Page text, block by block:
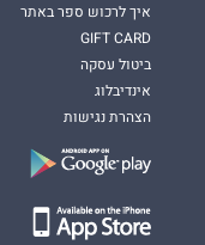
איך לרכוש ספר באתר
GIFT CARD
ביטול עסקה
אינדיבלוג
הצהרת נגישות